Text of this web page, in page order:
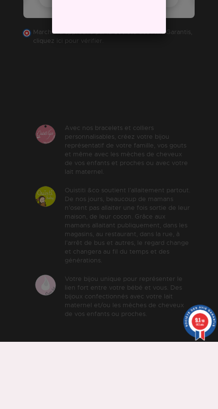
Marchand approuvé par la Société des Avis Garantis,
cliquez ici pour vérifier .
Avec nos bracelets et colliers
personnalisables, créez votre bijou
représentatif de votre famille, vos gouts
et même avec les mèches de cheveux
de vos enfants et proches ou avec votre
lait maternel.
Ouistiti &co soutient l’allaitement partout.
De nos jours, beaucoup de mamans
n'osent pas allaiter une fois sortie de leur
maison, de leur cocon. Grâce aux
mamans allaitant publiquement, dans les
magasins, au restaurant, dans la rue, à
l'arrêt de bus et autres, le regard change
et changera au fil du temps et des
générations.
Votre bijou unique pour représenter le
lien fort entre votre bébé et vous. Des
bijoux confectionnés avec votre lait
maternel et/ou les mèches de cheveux
de vos enfants ou proches.
9.1/10
643 avis